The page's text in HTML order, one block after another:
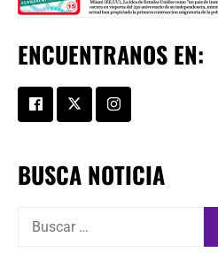
ENCUENTRANOS EN:
BUSCA NOTICIA
Buscar: